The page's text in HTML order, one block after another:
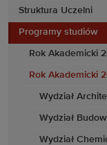
Struktura Uczelni
Programy studiów
Rok Akademicki
Rok Akademicki
Wydział
Wydział
Wydział